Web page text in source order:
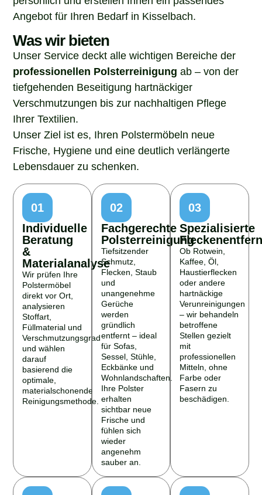
Angebot für Ihren Bedarf in Kisselbach.
Was wir bieten
Unser Service deckt alle wichtigen Bereiche der
professionellen Polsterreinigung ab – von der
tiefgehenden Beseitigung hartnäckiger
Verschmutzungen bis zur nachhaltigen Pflege
Ihrer Textilien.
Unser Ziel ist es, Ihren Polstermöbeln neue
Frische, Hygiene und eine deutlich verlängerte
Lebensdauer zu schenken.
01
Individuelle
Beratung
&
Materialanalyse
Wir prüfen Ihre
Polstermöbel
direkt vor Ort,
analysieren
Stoffart,
Füllmaterial und
Verschmutzungsgrad
und wählen
darauf
basierend die
optimale,
materialschonende
Reinigungsmethode.
02
Fachgerechte
Polsterreinigung
Tiefsitzender
Schmutz,
Flecken, Staub
und
unangenehme
Gerüche
werden
gründlich
entfernt – ideal
für Sofas,
Sessel, Stühle,
Eckbänke und
Wohnlandschaften.
Ihre Polster
erhalten
sichtbar neue
Frische und
fühlen sich
wieder
angenehm
sauber an.
03
Spezialisierte
Ob Rotwein,
Kaffee, Öl,
Haustierflecken
oder andere
hartnäckige
Verunreinigungen
– wir behandeln
betroffene
Stellen gezielt
mit
professionellen
Mitteln, ohne
Farbe oder
Fasern zu
beschädigen.